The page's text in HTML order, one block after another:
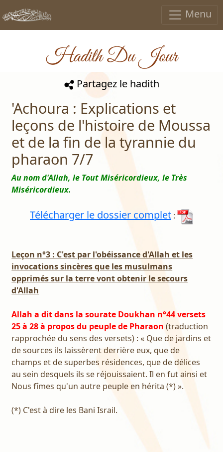
Menu
Hadith Du Jour
Partagez le hadith
'Achoura : Explications et
leçons de l'histoire de Moussa
et de la fin de la tyrannie du
pharaon 7/7
Au nom d'Allah, le Tout Miséricordieux, le Très
Miséricordieux.
Télécharger le dossier complet :
Leçon n°3 : C'est par l'obéissance d'Allah et les
invocations sincères que les musulmans
opprimés sur la terre vont obtenir le secours
d'Allah
Allah a dit dans la sourate Doukhan n°44 versets
25 à 28 à propos du peuple de Pharaon (traduction
rapprochée du sens des versets) : « Que de jardins et
de sources ils laissèrent derrière eux, que de
champs et de superbes résidences, que de délices
au sein desquels ils se réjouissaient. Il en fut ainsi et
Nous fîmes qu'un autre peuple en hérita (*) ».
(*) C'est à dire les Bani Israil.